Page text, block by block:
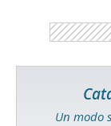
Un modo